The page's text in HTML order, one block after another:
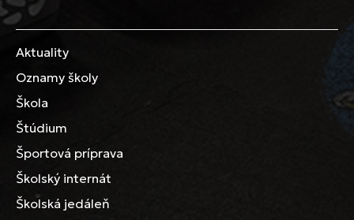
Aktuality
Oznamy školy
Škola
Štúdium
Športová príprava
Školský internát
Školská jedáleň